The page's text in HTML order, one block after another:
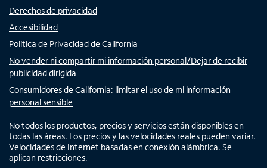
Derechos de privacidad
Accesibilidad
Política de Privacidad de California
No vender ni compartir mi información personal/Dejar de recibir
publicidad dirigida
Consumidores de California: limitar el uso de mi información
personal sensible
No todos los productos, precios y servicios están disponibles en
todas las áreas. Los precios y las velocidades reales pueden variar.
Velocidades de Internet basadas en conexión alámbrica. Se
aplican restricciones.